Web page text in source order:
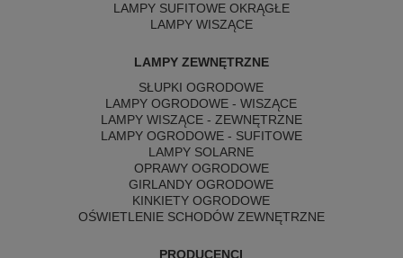
LAMPY SUFITOWE OKRĄGŁE
LAMPY WISZĄCE
LAMPY ZEWNĘTRZNE
SŁUPKI OGRODOWE
LAMPY OGRODOWE - WISZĄCE
LAMPY WISZĄCE - ZEWNĘTRZNE
LAMPY OGRODOWE - SUFITOWE
LAMPY SOLARNE
OPRAWY OGRODOWE
GIRLANDY OGRODOWE
KINKIETY OGRODOWE
OŚWIETLENIE SCHODÓW ZEWNĘTRZNE
PRODUCENCI